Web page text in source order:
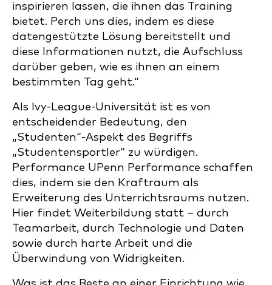
inspirieren lassen, die ihnen das Training
bietet. Perch uns dies, indem es diese
datengestützte Lösung bereitstellt und
diese Informationen nutzt, die Aufschluss
darüber geben, wie es ihnen an einem
bestimmten Tag geht.“
Als Ivy-League-Universität ist es von
entscheidender Bedeutung, den
„Studenten“-Aspekt des Begriffs
„Studentensportler“ zu würdigen.
Performance UPenn Performance schaffen
dies, indem sie den Kraftraum als
Erweiterung des Unterrichtsraums nutzen.
Hier findet Weiterbildung statt – durch
Teamarbeit, durch Technologie und Daten
sowie durch harte Arbeit und die
Überwindung von Widrigkeiten.